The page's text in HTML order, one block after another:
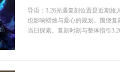
导语：3.26光遇复刻位置是近期旅
也影响蜡烛与爱心的规划。围绕
当日探索。复刻时刻与整体指引